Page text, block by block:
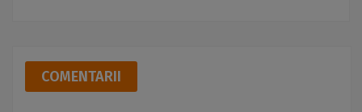
COMENTARII